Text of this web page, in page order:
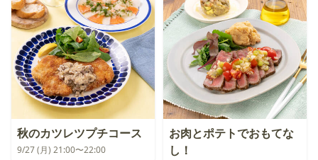
秋のカツレツプチコース
9/27 (月) 21:00〜22:00
お肉とポテトでおもてな
し！